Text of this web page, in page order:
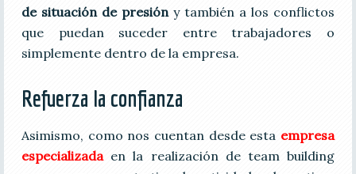
de situación de presión y también a los conflictos
que puedan suceder entre trabajadores o
simplemente dentro de la empresa.
Refuerza la confianza
Asimismo, como nos cuentan desde esta empresa
especializadaen la realización de team building